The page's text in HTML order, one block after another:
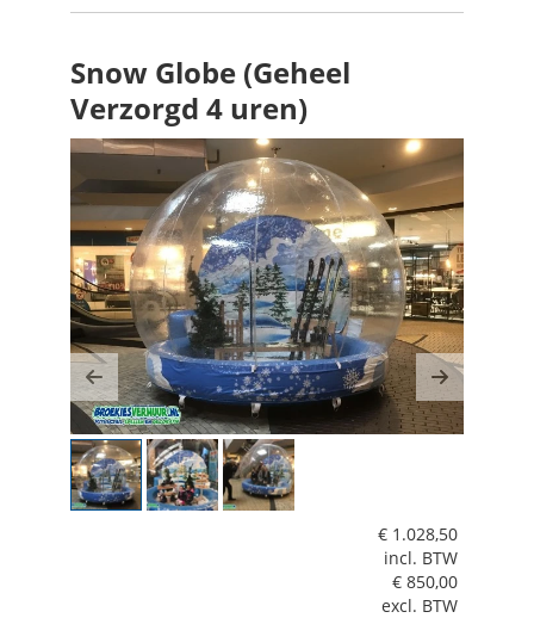
Snow Globe (Geheel
Verzorgd 4 uren)
Previous Next
€ 1.028,50
incl. BTW
€ 850,00
excl. BTW